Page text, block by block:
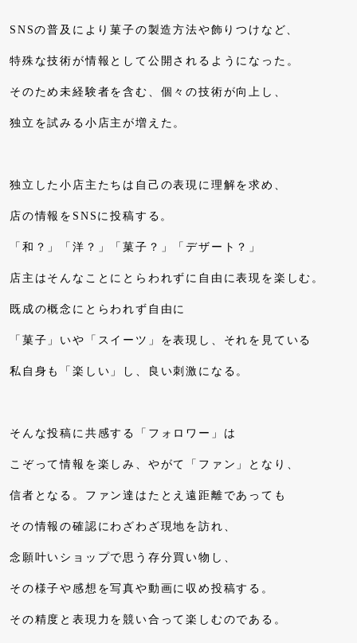
SNSの普及により菓子の製造方法や飾りつけなど、
特殊な技術が情報として公開されるようになった。
そのため未経験者を含む、個々の技術が向上し、
独立を試みる小店主が増えた。
独立した小店主たちは自己の表現に理解を求め、
店の情報をSNSに投稿する。
「和？」「洋？」「菓子？」「デザート？」
店主はそんなことにとらわれずに自由に表現を楽しむ。
既成の概念にとらわれず自由に
「菓子」いや「スイーツ」を表現し、それを見ている
私自身も「楽しい」し、良い刺激になる。
そんな投稿に共感する「フォロワー」は
こぞって情報を楽しみ、やがて「ファン」となり、
信者となる。ファン達はたとえ遠距離であっても
その情報の確認にわざわざ現地を訪れ、
念願叶いショップで思う存分買い物し、
その様子や感想を写真や動画に収め投稿する。
その精度と表現力を競い合って楽しむのである。